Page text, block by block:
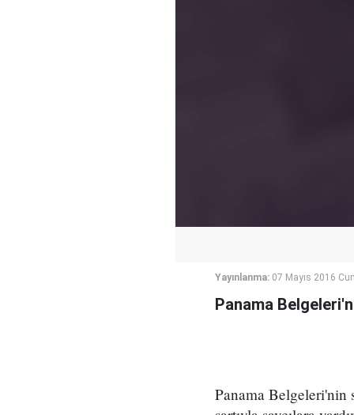
Yayınlanma: 07 Mayıs 2016
Panama
Panama Belgeleri'nin